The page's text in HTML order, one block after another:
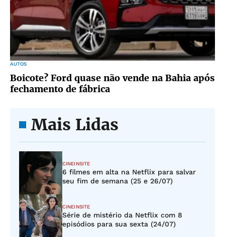
AUTOS
Boicote? Ford quase não vende na Bahia após
fechamento de fábrica
Mais Lidas
CINEINSITE
6 filmes em alta na Netflix para salvar
seu fim de semana (25 e 26/07)
CINEINSITE
Série de mistério da Netflix com 8
episódios para sua sexta (24/07)